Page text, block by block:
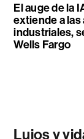
El auge de la
extiende a
industriales,
Wells Fargo
Lujos y